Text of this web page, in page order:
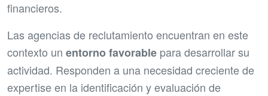
financieros.
Las agencias de reclutamiento encuentran en este
contexto un entorno favorable para desarrollar su
actividad. Responden a una necesidad creciente de
expertise en la identificación y evaluación de